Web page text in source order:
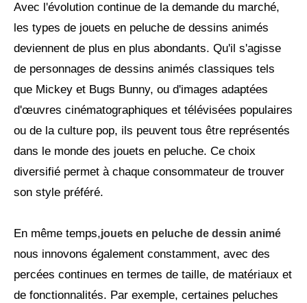
Avec l'évolution continue de la demande du marché,
les types de jouets en peluche de dessins animés
deviennent de plus en plus abondants. Qu'il s'agisse
de personnages de dessins animés classiques tels
que Mickey et Bugs Bunny, ou d'images adaptées
d'œuvres cinématographiques et télévisées populaires
ou de la culture pop, ils peuvent tous être représentés
dans le monde des jouets en peluche. Ce choix
diversifié permet à chaque consommateur de trouver
son style préféré.
En même temps,jouets en peluche de dessin animé
nous innovons également constamment, avec des
percées continues en termes de taille, de matériaux et
de fonctionnalités. Par exemple, certaines peluches